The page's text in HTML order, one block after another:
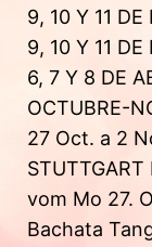
9, 10 Y 11 DE
9, 10 Y 11
6, 7 Y 8 DE
OCTUBRE-
27 Oct. a 2
vom Mo 27.
Bachata